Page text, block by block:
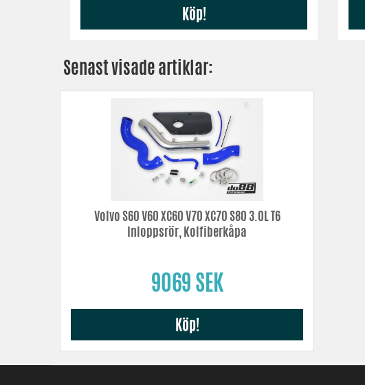
Köp!
Senast visade artiklar:
Volvo S60 V60 XC60 V70 XC70 S80 3.0L T6
Inloppsrör, Kolfiberkåpa
9069 SEK
Köp!